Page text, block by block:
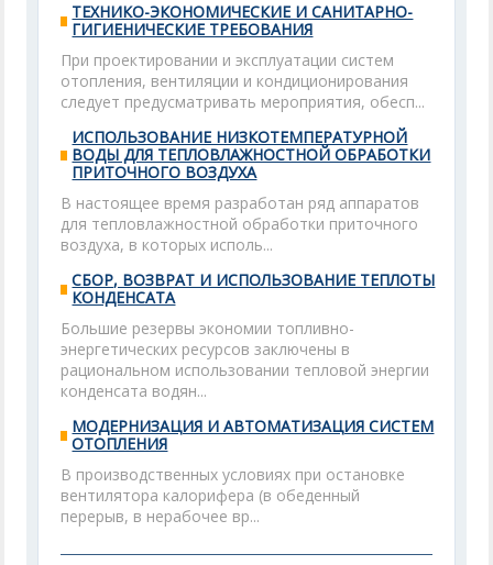
ТЕХНИКО-ЭКОНОМИЧЕСКИЕ И САНИТАРНО-
ГИГИЕНИЧЕСКИЕ ТРЕБОВАНИЯ
При проектировании и эксплуатации систем
отопления, вентиляции и кондиционирования
следует предусматривать мероприятия, обесп...
ИСПОЛЬЗОВАНИЕ НИЗКОТЕМПЕРАТУРНОЙ
ВОДЫ ДЛЯ ТЕПЛОВЛАЖНОСТНОЙ ОБРАБОТКИ
ПРИТОЧНОГО ВОЗДУХА
В настоящее время разработан ряд аппаратов
для тепловлажностной обработки приточного
воздуха, в которых исполь...
СБОР, ВОЗВРАТ И ИСПОЛЬЗОВАНИЕ ТЕПЛОТЫ
КОНДЕНСАТА
Большие резервы экономии топливно-
энергетических ресурсов заключены в
рациональном использовании тепловой энергии
конденсата водян...
МОДЕРНИЗАЦИЯ И АВТОМАТИЗАЦИЯ СИСТЕМ
ОТОПЛЕНИЯ
В производственных условиях при остановке
вентилятора калорифера (в обеденный
перерыв, в нерабочее вр...